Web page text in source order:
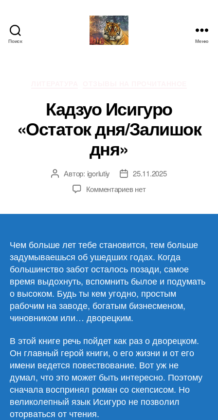
Поиск Меню
Кадзуо Исигуро
«Остаток дня/Залишок
дня»
Автор
записи
Автор: igorlutiy
Дата25.11.2025
Комментариевк
дня/
Залишок
дня»
нет
Чем больше лет тебе становится, тем больше
задумываешься об ушедших годах. Когда
большинство забот осталось позади, самое
время выдохнуть, вспомнить былое и подумать
о высоком. Будь ты кем угодно, простым
рабочим на заводе, богатым бизнесменом,
чиновником или… дворецким.
В этой книге речь пойдет как раз о дворецком.
Он главный герой книги, о его жизни и от его
имени ведется повествование. Вот уж не
думал, что это может быть интересно. Поэтому
сначала воспринял роман со скепсисом. Но
великолепный язык Исигуро не позволил
оторваться от чтения.